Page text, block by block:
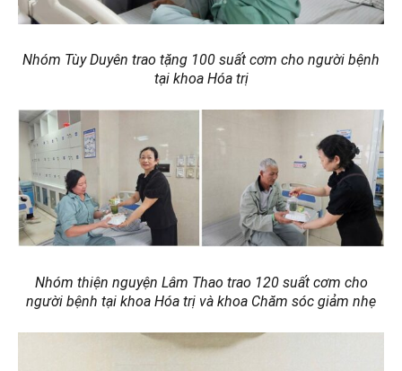
Nhóm Tùy Duyên trao tặng 100 suất cơm cho người bệnh
tạikhoa Hóa trị
Nhóm thiện nguyện Lâm Thao trao 120 suất cơm cho
người bệnh tại khoa Hóa trị và khoa Chăm sóc giảm nhẹ